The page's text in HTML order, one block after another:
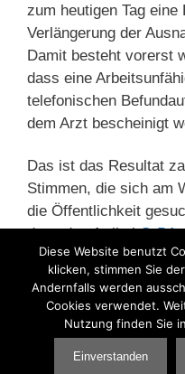
zum heutigen Tag
Verlängerung der
Damit besteht vorerst
dass eine
telefonischen
dem Arzt bescheinigt
Das ist das Resultat
Stimmen, die sich am
die Öffentlichkeit
dazu den ArtikelG-BA
Stopp telefonischer
der Online-Ausgabe
Kategorien
Ärzte,Corona,
Diese Website benutzt
klicken, stimmen Sie
Andernfalls werden
Cookies verwendet.
Nutzung finden Sie
Einverstanden